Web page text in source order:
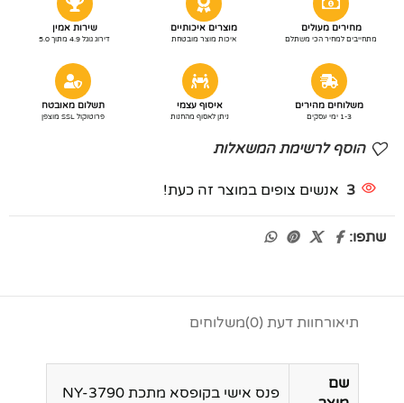
מחירים מעולים
מתחייבים למחיר הכי משתלם
מוצרים איכותיים
איכות מוצר מובטחת
שירות אמין
דירוג גוגל 4.9 מתוך 5.0
משלוחים מהירים
1-3 ימי עסקים
איסוף עצמי
ניתן לאסוף מהחנות
תשלום מאובטח
פרוטוקול SSL מוצפן
הוסף לרשימת המשאלות
3 אנשים צופים במוצר זה כעת!
שתפו:
תיאורחוות דעת (0) משלוחים
שם
פנס אישי בקופסא מתכת NY-3790